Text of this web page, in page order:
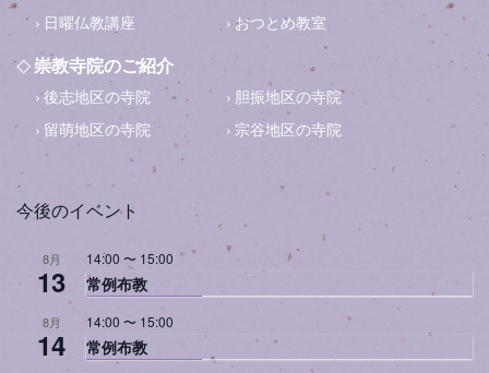
日曜仏教講座
おつとめ教室
崇教寺院のご紹介
後志地区の寺院
胆振地区の寺院
留萌地区の寺院
宗谷地区の寺院
今後のイベント
8月
13
14:00 〜 15:00
常例布教
8月
14
14:00 〜 15:00
常例布教